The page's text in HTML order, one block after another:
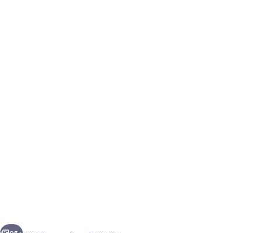
Weiter